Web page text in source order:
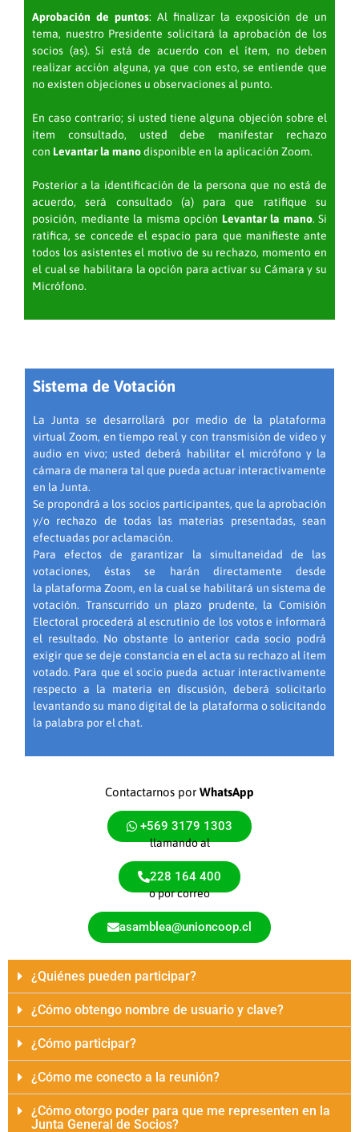
Aprobación de puntos: Al finalizar la exposición de un
tema, nuestro Presidente solicitará la aprobación de los
socios (as). Si está de acuerdo con el ítem, no deben
realizar acción alguna, ya que con esto, se entiende que
no existen objeciones u observaciones al punto.
En caso contrario; si usted tiene alguna objeción sobre el
ítem consultado, usted debe manifestar rechazo
con Levantar la manodisponible en la aplicación Zoom.
Posterior a la identificación de la persona que no está de
acuerdo, será consultado (a) para que ratifique su
posición, mediante la misma opción Levantar la mano. Si
ratifica, se concede el espacio para que manifieste ante
todos los asistentes el motivo de su rechazo, momento en
el cual se habilitara la opción para activar su Cámara y su
Micrófono.
Sistema de Votación
La Junta se desarrollará por medio de la plataforma
virtual Zoom, en tiempo real y con transmisión de video y
audio en vivo; usted deberá habilitar el micrófono y la
cámara de manera tal que pueda actuar interactivamente
en la Junta.
Se propondrá a los socios participantes, que la aprobación
y/o rechazo de todas las materias presentadas, sean
efectuadas por aclamación.
Para efectos de garantizar la simultaneidad de las
votaciones, éstas se harán directamente desde
la plataforma Zoom, en la cual se habilitará un sistema de
votación. Transcurrido un plazo prudente, la Comisión
Electoral procederá al escrutinio de los votos e informará
el resultado. No obstante lo anterior cada socio podrá
exigir que se deje constancia en el acta su rechazo al ítem
votado. Para que el socio pueda actuar interactivamente
respecto a la materia en discusión, deberá solicitarlo
levantando su mano digital de la plataforma o solicitando
la palabra por el chat.
Contactarnos por WhatsApp
+569 3179 1303
llamando al
228 164 400
o por correo
asamblea@unioncoop.cl
¿Quiénes pueden participar?
¿Cómo obtengo nombre de usuario y clave?
¿Cómo participar?
¿Cómo me conecto a la reunión?
¿Cómo otorgo poder para que me representen en la
Junta General de Socios?